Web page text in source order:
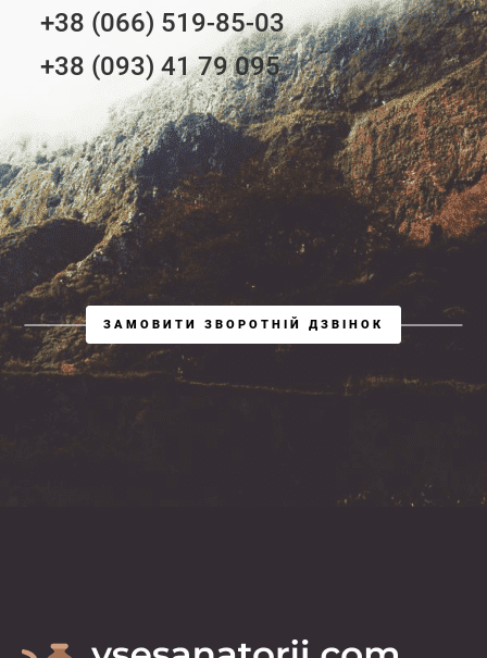
+38 (066) 519-85-03
+38 (093) 41 79 095
ЗАМОВИТИ ЗВОРОТНІЙ ДЗВІНОК